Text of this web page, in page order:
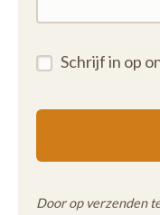
Schrijf in op
Door op verzenden